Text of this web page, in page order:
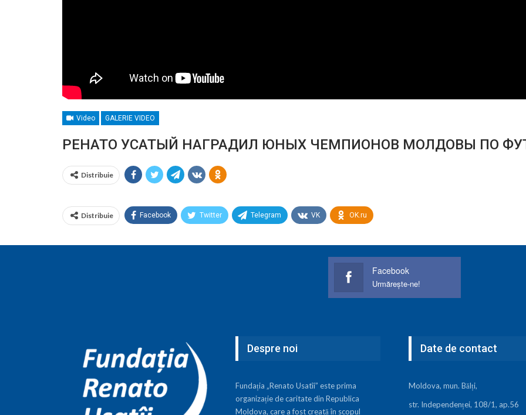
Video GALERIE VIDEO
РЕНАТО УСАТЫЙ НАГРАДИЛ ЮНЫХ ЧЕМПИОНОВ МОЛДОВЫ ПО
Distribuie
Distribuie Facebook Twitter Telegram VK OK.ru
Facebook
Urmărește-ne!
Despre noi
Fundația „Renato Usatîi” este prima
organizație de caritate din Republica
Moldova, care a fost creată în scopul
Date de contact
Moldova, mun. Bălți,
str. Independenței, 108/1, ap.56